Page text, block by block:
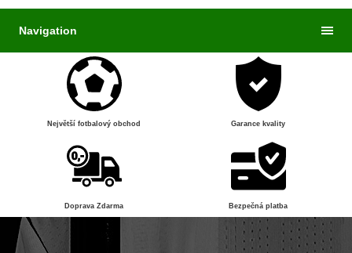
Navigation
Největší fotbalový obchod Garance kvality
Doprava Zdarma Bezpečná platba